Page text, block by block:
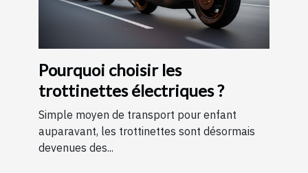
Pourquoi choisir les
trottinettes électriques ?
Simple moyen de transport pour enfant
auparavant, les trottinettes sont désormais
devenues des...